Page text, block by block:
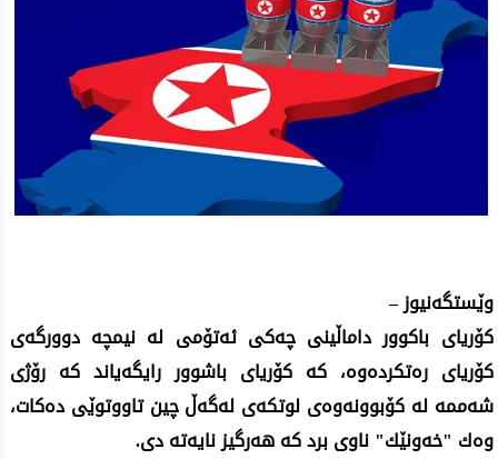
وێستگه‌نیوز –
كۆریای باكوور داماڵینی چه‌كی ئه‌تۆمی له‌ نیمچه‌ دوورگه‌ی
كۆریای ره‌تكرده‌وه‌، كه‌ كۆریای باشوور رایگه‌یاند كه‌ رۆژی
شه‌ممه‌ له‌ كۆبوونه‌وه‌ی لوتكه‌ی له‌گه‌ڵ چین تاووتوێی ده‌كات،
وه‌ك "خه‌ونێك" ناوی‌ برد كه‌ هه‌رگیز نایه‌ته‌ دی.